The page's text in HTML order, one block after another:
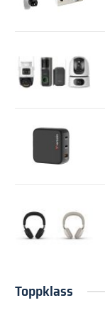
Toppklass